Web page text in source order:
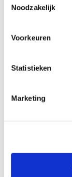
Noodzakelijk
Voorkeuren
Statistieken
Marketing